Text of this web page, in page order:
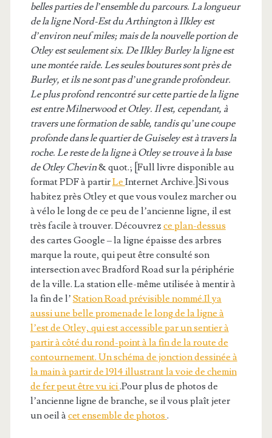
belles parties de l’ensemble du parcours. La longueur
de la ligne Nord-Est du Arthington à Ilkley est
d’environ neuf miles; mais de la nouvelle portion de
Otley est seulement six. De Ilkley Burley la ligne est
une montée raide. Les seules boutures sont près de
Burley, et ils ne sont pas d’une grande profondeur.
Le plus profond rencontré sur cette partie de la ligne
est entre Milnerwood et Otley. Il est, cependant, à
travers une formation de sable, tandis qu’une coupe
profonde dans le quartier de Guiseley est à travers la
roche. Le reste de la ligne à Otley se trouve à la base
de Otley Chevin& quot.; [Full livre disponible au
format PDF à partirLe Internet Archive.]Si vous
habitez près Otley et que vous voulez marcher ou
à vélo le long de ce peu de l’ancienne ligne, il est
très facile à trouver. Découvrez ce plan-dessus
des cartes Google – la ligne épaisse des arbres
marque la route, qui peut être consulté son
intersection avec Bradford Road sur la périphérie
de la ville. La station elle-même utilisée à mentir à
la fin de l’ Station Road prévisible nommé.Il ya
aussi une belle promenade le long de la ligne à
l’est de Otley, qui est accessible par un sentier à
partir à côté du rond-point à la fin de la route de
contournement. Un schéma de jonction dessinée à
la main à partir de 1914 illustrant la voie de chemin
de fer peut être vuici.Pour plus de photos de
l’ancienne ligne de branche, se il vous plaît jeter
un oeil àcet ensemble de photos .